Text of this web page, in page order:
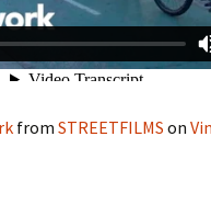
from STREETFILMS on